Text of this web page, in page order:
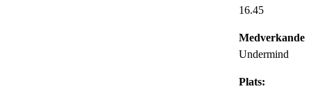
16.45
Medverkande:
Undermind
Plats: